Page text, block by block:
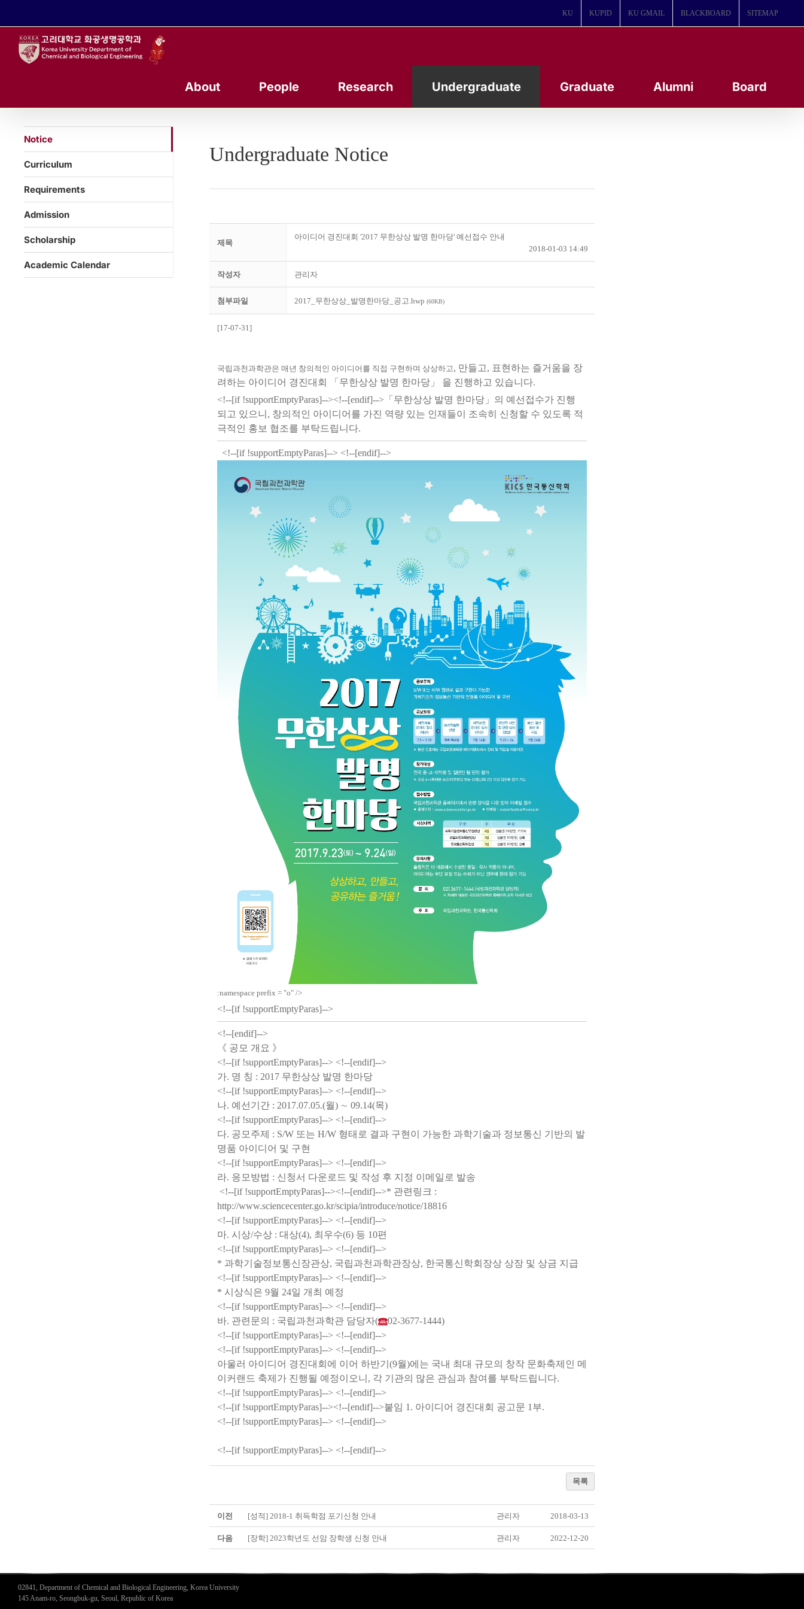
KU KUPID KU GMAIL BLACKBOARD SITEMAP
About People Research Undergraduate Graduate Alumni Board
Undergraduate Notice
제목
아이디어 경진대회 '2017 무한상상 발명 한마당' 예선접수 안내
2018-01-03 14:49
작성자 관리자
첨부파일 2017_무한상상_발명한마당_공고.hwp (60KB)
[17-07-31]
국립과천과학관은 매년 창의적인 아이디어를 직접 구현하며 상상하고 , 만들고, 표현하는 즐거움을 장
려하는 아이디어 경진대회
「 무한상상 발명 한마당」 을 진행하고 있습니다.
<!--[if !supportEmptyParas]--><!--[endif]--> 「 무한상상 발명 한마당」 의 예선접수가 진행
되고 있으니 , 창의적인 아이디어를 가진 역량 있는 인재들이 조속히 신청할 수 있도록 적
극적인 홍보 협조를 부탁드립니다.
<!--[if !supportEmptyParas]--> <!--[endif]-->
:namespace prefix = "o" />
<!--[if !supportEmptyParas]-->
<!--[endif]-->
《 공모 개요 》
<!--[if !supportEmptyParas]--> <!--[endif]-->
가. 명 칭 : 2017 무한상상 발명 한마당
<!--[if !supportEmptyParas]--> <!--[endif]-->
나. 예선기간 : 2017.07.05.(월) ∼ 09.14(목)
<!--[if !supportEmptyParas]--> <!--[endif]-->
다. 공모주제 : S/W 또는 H/W 형태로 결과 구현이 가능한 과학기술과 정보통신 기반의 발
명품 아이디어 및 구현
<!--[if !supportEmptyParas]--> <!--[endif]-->
라. 응모방법 : 신청서 다운로드 및 작성 후 지정 이메일로 발송
<!--[if !supportEmptyParas]--><!--[endif]-->* 관련링크 :
http://www.sciencecenter.go.kr/scipia/introduce/notice/18816
<!--[if !supportEmptyParas]--> <!--[endif]-->
마. 시상/수상 : 대상(4), 최우수(6) 등 10편
<!--[if !supportEmptyParas]--> <!--[endif]-->
* 과학기술정보통신장관상, 국립과천과학관장상, 한국통신학회장상 상장 및 상금 지급
<!--[if !supportEmptyParas]--> <!--[endif]-->
* 시상식은 9월 24일 개최 예정
<!--[if !supportEmptyParas]--> <!--[endif]-->
바. 관련문의 : 국립과천과학관 담당자(
02-3677-1444)
<!--[if !supportEmptyParas]--> <!--[endif]-->
<!--[if !supportEmptyParas]--> <!--[endif]-->
아울러 아이디어 경진대회에 이어 하반기 (9월)에는 국내 최대 규모의 창작 문화축제인 메
이커랜드 축제가 진행될 예정이오니 , 각 기관의 많은 관심과 참여를 부탁드립니다.
<!--[if !supportEmptyParas]--> <!--[endif]-->
<!--[if !supportEmptyParas]--><!--[endif]-->붙임 1. 아이디어 경진대회 공고문 1 부.
<!--[if !supportEmptyParas]--> <!--[endif]-->
<!--[if !supportEmptyParas]--> <!--[endif]-->
목록
이전 [성적] 2018-1 취득학점 포기신청 안내 관리자 2018-03-13
다음 [장학] 2023학년도 선암 장학생 신청 안내 관리자 2022-12-20
Notice
Curriculum
Requirements
Admission
Scholarship
Academic Calendar
02841, Department of Chemical and Biological Engineering, Korea University
145 Anam-ro, Seongbuk-gu, Seoul, Republic of Korea